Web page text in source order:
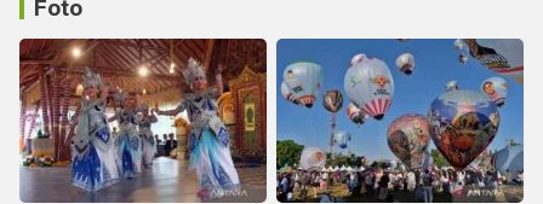
Foto